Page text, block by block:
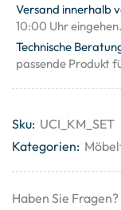
Versand innerhalb
10:00 Uhr eingehen.
Technische
passende Produkt
Sku: UCI_KM_SET
Kategorien:
Haben Sie Fragen?